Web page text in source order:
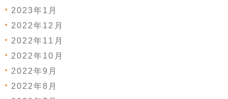
2023年1月
2022年12月
2022年11月
2022年10月
2022年9月
2022年8月